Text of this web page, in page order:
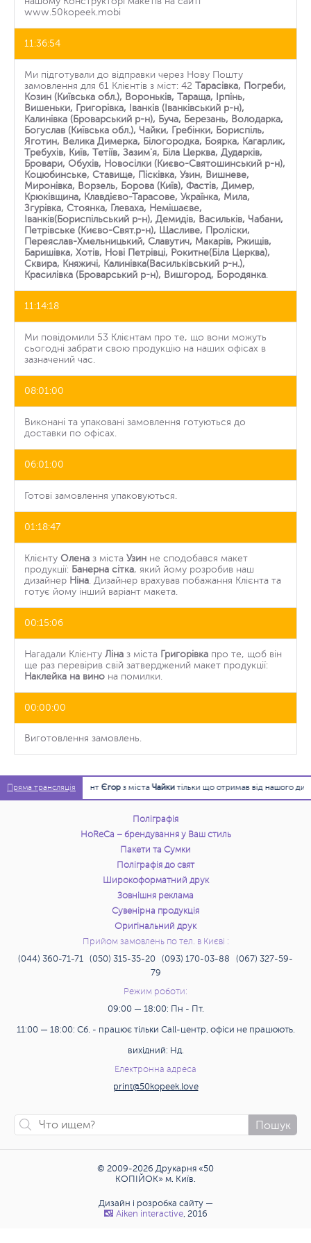
www.50kopeek.mobi
11:36:54
Ми підготували до відправки через Нову Пошту
замовлення для 61 Клієнтів з міст: 42 Тарасівка, Погреби,
Козин (Київська обл.), Вороньків, Тараща, Ірпінь,
Вишеньки, Григорівка, Іванків (Іванківський р-н),
Калинівка (Броварський р-н), Буча, Березань, Володарка,
Богуслав (Київська обл.), Чайки, Гребінки, Бориспіль,
Яготин, Велика Димерка, Білогородка, Боярка, Кагарлик,
Требухів, Київ, Тетіїв, Зазим'я, Біла Церква, Дударків,
Бровари, Обухів, Новосілки (Києво-Святошинський р-н),
Коцюбинське, Ставище, Пісківка, Узин, Вишневе,
Миронівка, Ворзель, Борова (Київ), Фастів, Димер,
Крюківщина, Клавдієво-Тарасове, Українка, Мила,
Згурівка, Стоянка, Глеваха, Немішаєве,
Іванків(Бориспільський р-н), Демидів, Васильків, Чабани,
Петрівське (Києво-Свят.р-н), Щасливе, Проліски,
Переяслав-Хмельницький, Славутич, Макарів, Ржищів,
Баришівка, Хотів, Нові Петрівці, Рокитне(Біла Церква),
Сквира, Княжичі, Калинівка(Васильківський р-н.),
Красилівка (Броварський р-н), Вишгород, Бородянка.
11:14:18
Ми повідомили 53 Клієнтам про те, що вони можуть
сьогодні забрати свою продукцію на наших офісах в
зазначений час.
08:01:00
Виконані та упаковані замовлення готуються до
доставки по офісах.
06:01:00
Готові замовлення упаковуються.
01:18:47
Клієнту Олена з міста Узин не сподобався макет
продукції: Банерна сітка, який йому розробив наш
дизайнер Ніна. Дизайнер врахував побажання Клієнта та
готує йому інший варіант макета.
00:15:06
Нагадали Клієнту Ліна з міста Григорівка про те, щоб він
ще раз перевірив свій затверджений макет продукції:
Наклейка на вино на помилки.
00:00:00
Виготовлення замовлень.
Пряма трансляція
15:45:17 Клієнт Єгорз містаЧайкитільки що отримав від нашого
Поліграфія
HoReCa – брендування у Ваш стиль
Пакети та Сумки
Поліграфія до свят
Широкоформатний друк
Зовнішня реклама
Сувенірна продукція
Оригінальний друк
Прийом замовлень по тел. в Києві :
(044) 360-71-71 (050) 315-35-20 (093) 170-03-88 (067) 327-59-
79
Режим роботи:
09:00 — 18:00: Пн - Пт.
11:00 — 18:00: Сб. - працює тільки Call-центр, офіси не працюють.
вихідний: Нд.
Електронна адреса
print@50kopeek.love
Пошук
© 2009-2026 Друкарня «50
КОПІЙОК» м. Київ.
Дизайн і розробка сайту —
Аiken interactive, 2016